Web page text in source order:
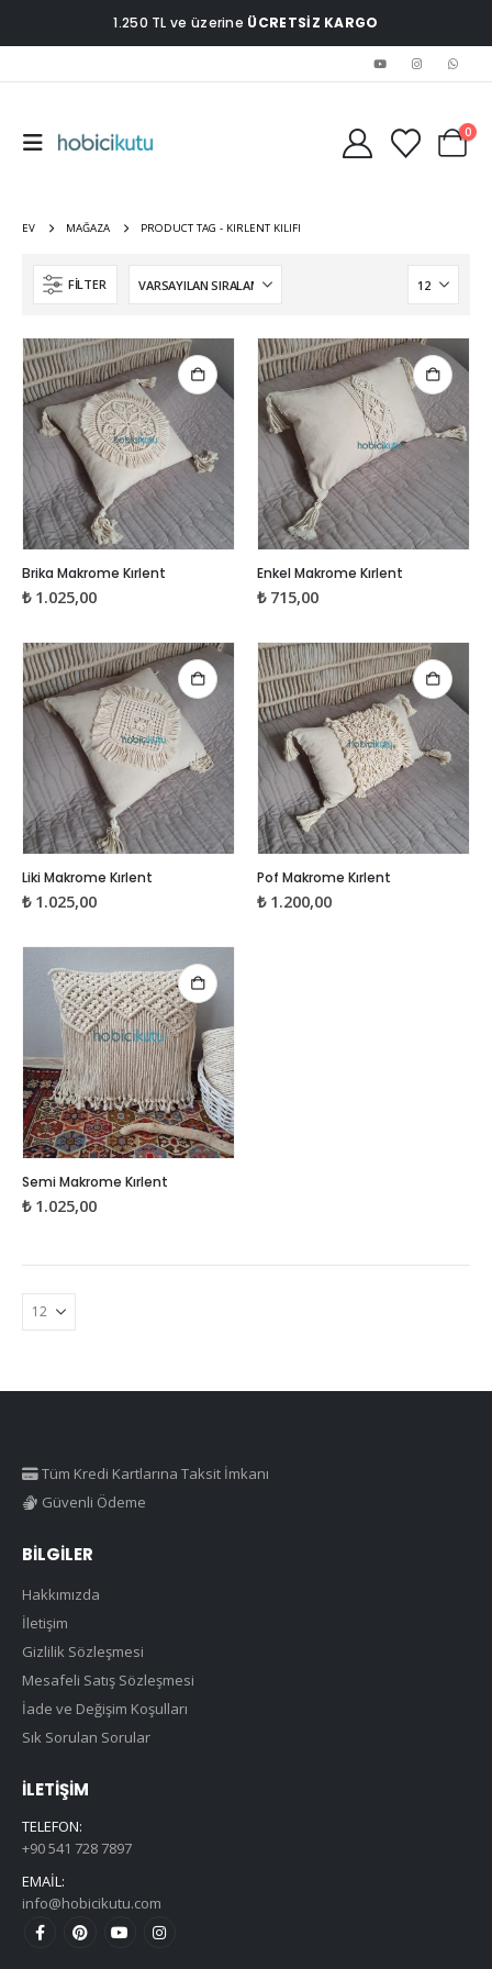
1.250 TL ve üzerine ÜCRETSİZ KARGO
0
EV MAĞAZA PRODUCT TAG - KIRLENT KILIFI
FILTER
Brika Makrome Kırlent
₺1.025,00
Enkel Makrome Kırlent
₺715,00
Liki Makrome Kırlent
₺1.025,00
Pof Makrome Kırlent
₺1.200,00
Semi Makrome Kırlent
₺1.025,00
Tüm Kredi Kartlarına Taksit İmkanı
Güvenli Ödeme
BILGILER
Hakkımızda
İletişim
Gizlilik Sözleşmesi
Mesafeli Satış Sözleşmesi
İade ve Değişim Koşulları
Sık Sorulan Sorular
İLETIŞIM
TELEFON:
+90 541 728 7897
EMAIL:
info@hobicikutu.com